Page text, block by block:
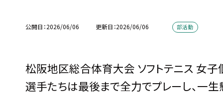
公開日 2026/06/06 更新日 2026/06/06 部活動
松阪地区総合体育大会 ソフトテニス 女子
選手たちは最後まで全力でプレーし、一